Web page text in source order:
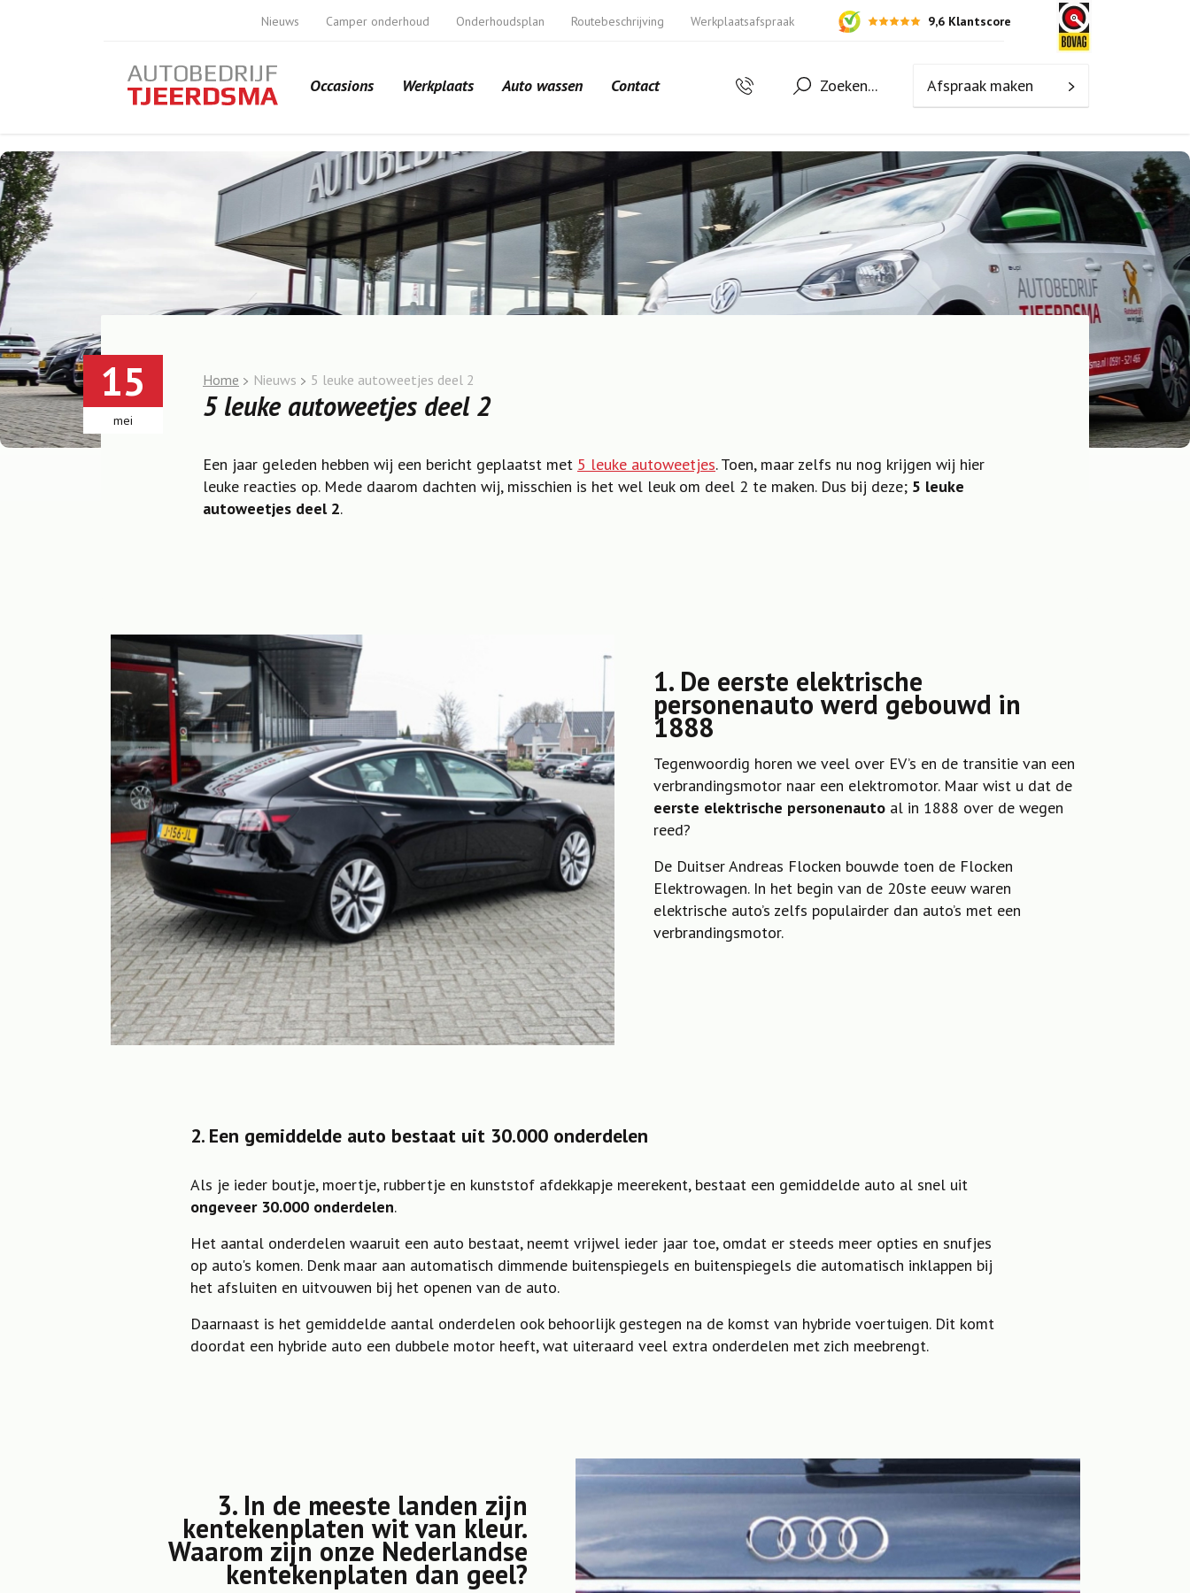
Nieuws Camper onderhoud Onderhoudsplan Routebeschrijving Werkplaatsafspraak 9,6 Klantscore
Occasions Werkplaats Auto wassen Contact Zoeken... Afspraak maken
15
mei
Home Nieuws 5 leuke autoweetjes deel 2
5 leuke autoweetjes deel 2
Een jaar geleden hebben wij een bericht geplaatst met 5 leuke autoweetjes. Toen, maar zelfs nu nog krijgen wij hier
leuke reacties op. Mede daarom dachten wij, misschien is het wel leuk om deel 2 te maken. Dus bij deze; 5 leuke
autoweetjes deel 2.
1. De eerste elektrische
personenauto werd gebouwd in
1888
Tegenwoordig horen we veel over EV’s en de transitie van een
verbrandingsmotor naar een elektromotor. Maar wist u dat de
eerste elektrische personenautoal in 1888 over de wegen
reed?
De Duitser Andreas Flocken bouwde toen de Flocken
Elektrowagen. In het begin van de 20ste eeuw waren
elektrische auto’s zelfs populairder dan auto’s met een
verbrandingsmotor.
2. Een gemiddelde auto bestaat uit 30.000 onderdelen
Als je ieder boutje, moertje, rubbertje en kunststof afdekkapje meerekent, bestaat een gemiddelde auto al snel uit
ongeveer 30.000 onderdelen.
Het aantal onderdelen waaruit een auto bestaat, neemt vrijwel ieder jaar toe, omdat er steeds meer opties en snufjes
op auto's komen. Denk maar aan automatisch dimmende buitenspiegels en buitenspiegels die automatisch inklappen bij
het afsluiten en uitvouwen bij het openen van de auto.
Daarnaast is het gemiddelde aantal onderdelen ook behoorlijk gestegen na de komst van hybride voertuigen. Dit komt
doordat een hybride auto een dubbele motor heeft, wat uiteraard veel extra onderdelen met zich meebrengt.
3. In de meeste landen zijn
kentekenplaten wit van kleur.
Waarom zijn onze Nederlandse
kentekenplaten dan geel?